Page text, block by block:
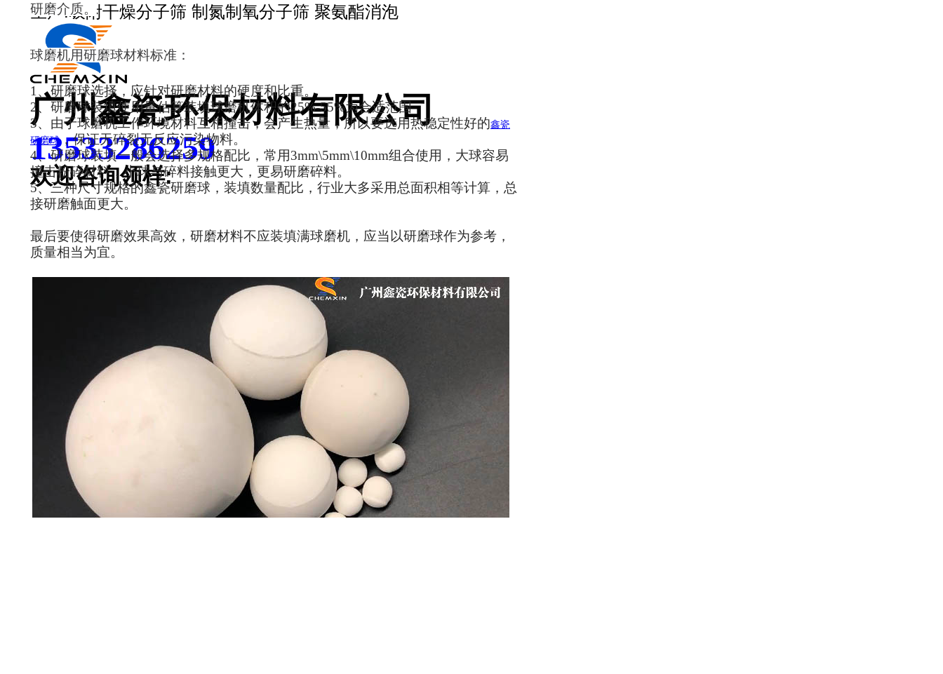
生产:吸附干燥分子筛 制氮制氧分子筛 聚氨酯消泡
粉
广州鑫瓷环保材料有限公司
13533286259
欢迎咨询领样:
研磨介质。
球磨机用研磨球材料标准：
1、研磨球选择，应针对研磨材料的硬度和比重。
2、研磨球装填使用量估算装填球磨机体积的25%-55%为合适范围
3、由于球磨机工作环境材料互相撞击，会产生热量，所以要选用热稳定性好的鑫瓷
研磨球，保证无碎裂无反应污染物料。
4、研磨球装填一般会选择多规格配比，常用3mm\5mm\10mm组合使用，大球容易
撞击粉碎材料，小球与碎料接触更大，更易研磨碎料。
5、三种尺寸规格的鑫瓷研磨球，装填数量配比，行业大多采用总面积相等计算，总
接研磨触面更大。
最后要使得研磨效果高效，研磨材料不应装填满球磨机，应当以研磨球作为参考，
质量相当为宜。